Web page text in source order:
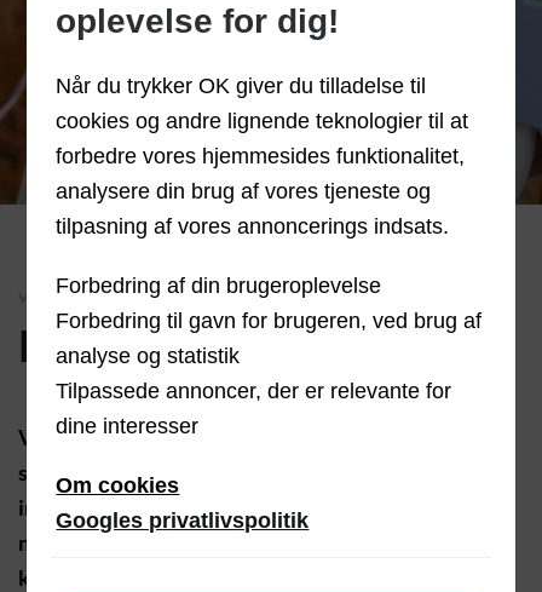
VI TILBYDER
Få skiftet varmepumpen
Vi skifter/installerer din varmepumpe så du kan
spare energi, tid og penge.Vi sørger for en sikker
installation foretaget af kompetente
medarbejdere.Skal din varmepumpe skiftes, kan du
kontakte os her.Tlf:
oplevelse for dig!
Når du trykker OK giver du tilladelse til
cookies og andre lignende teknologier til at
forbedre vores hjemmesides funktionalitet,
analysere din brug af vores tjeneste og
tilpasning af vores annoncerings indsats.
Forbedring af din brugeroplevelse
Forbedring til gavn for brugeren, ved brug af
analyse og statistik
Tilpassede annoncer, der er relevante for
dine interesser
Om cookies
Googles privatlivspolitik